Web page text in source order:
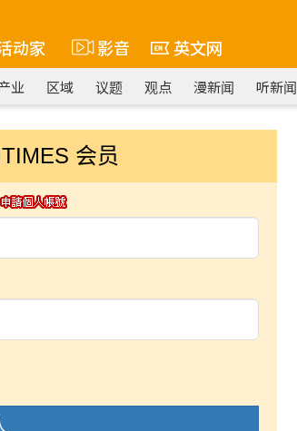
动家 影音 英文网
业 区域 议题 观点 漫新闻 听新闻
会员